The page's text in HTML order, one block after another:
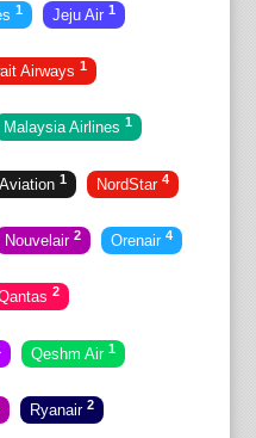
1 Jeju Air 1
Airways 1
Malaysia Airlines 1
1 NordStar 4
Nouvelair 2 Orenair 4
2
Qeshm Air 1
Ryanair 2